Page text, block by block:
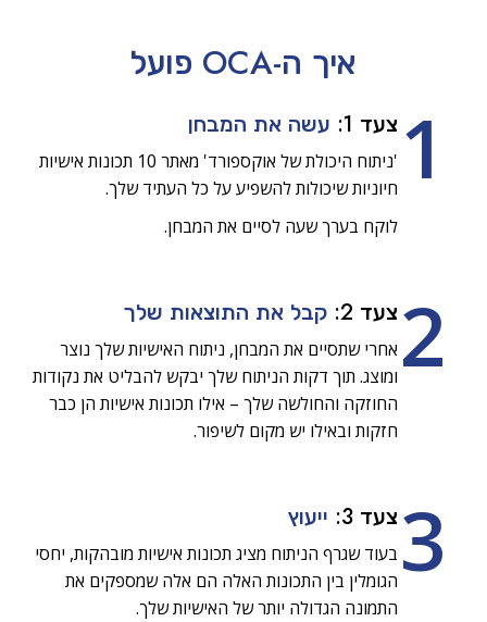
איך ה-OCA פועל
1 צעד 1: עשה את המבחן
'ניתוח היכולת של אוקספורד' מאתר 10 תכונות אישיות
חיוניות שיכולות להשפיע על כל העתיד שלך.
לוקח בערך שעה לסיים את המבחן.
2 צעד 2: קבל את התוצאות שלך
אחרי שתסיים את המבחן, ניתוח האישיות שלך נוצר
ומוצג. תוך דקות הניתוח שלך יבקש להבליט את נקודות
החוזקה והחולשה שלך – אילו תכונות אישיות הן כבר
חזקות ובאילו יש מקום לשיפור.
3 צעד 3: ייעוץ
בעוד שגרף הניתוח מציג תכונות אישיות מובהקות, יחסי
הגומלין בין התכונות האלה הם אלה שמספקים את
התמונה הגדולה יותר של האישיות שלך.